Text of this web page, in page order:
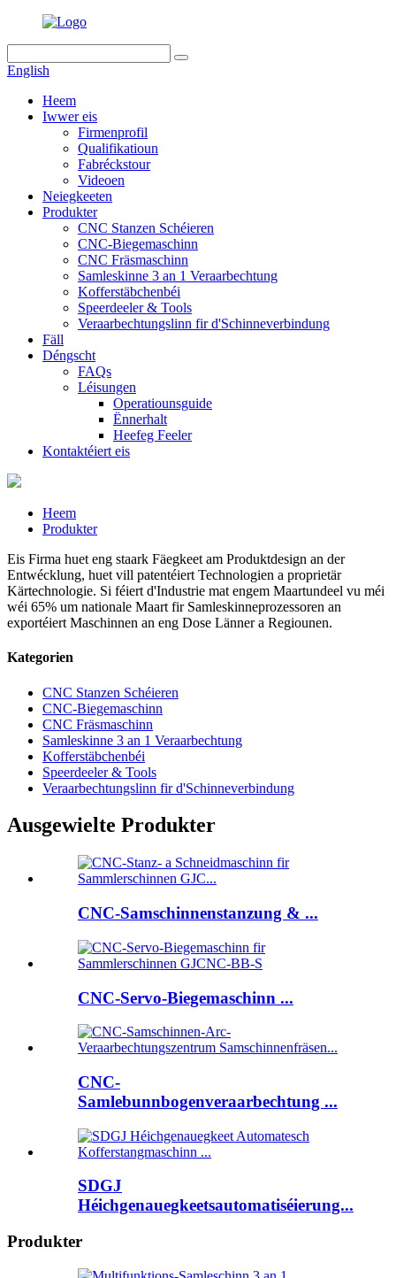
English
Heem
Iwwer eis
Firmenprofil
Qualifikatioun
Fabréckstour
Videoen
Neiegkeeten
Produkter
CNC Stanzen Schéieren
CNC-Biegemaschinn
CNC Fräsmaschinn
Samleskinne 3 an 1 Veraarbechtung
Kofferstäbchenbéi
Speerdeeler & Tools
Veraarbechtungslinn fir d'Schinneverbindung
Fäll
Déngscht
FAQs
Léisungen
Operatiounsguide
Ënnerhalt
Heefeg Feeler
Kontaktéiert eis
Heem
Produkter
Eis Firma huet eng staark Fäegkeet am Produktdesign an der
Entwécklung, huet vill patentéiert Technologien a proprietär
Kärtechnologie. Si féiert d'Industrie mat engem Maartundeel vu méi
wéi 65% um nationale Maart fir Samleskinneprozessoren an
exportéiert Maschinnen an eng Dose Länner a Regiounen.
Kategorien
CNC Stanzen Schéieren
CNC-Biegemaschinn
CNC Fräsmaschinn
Samleskinne 3 an 1 Veraarbechtung
Kofferstäbchenbéi
Speerdeeler & Tools
Veraarbechtungslinn fir d'Schinneverbindung
Ausgewielte Produkter
CNC-Samschinnenstanzung & ...
CNC-Servo-Biegemaschinn ...
CNC-
Samlebunnbogenveraarbechtung ...
SDGJ
Héichgenauegkeetsautomatiséierung...
Produkter